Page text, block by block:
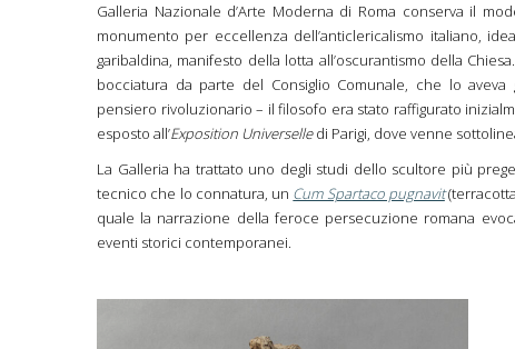
Galleria Nazionale d’Arte Moderna di Roma conserva il
monumento per eccellenza dell’anticlericalismo italiano,
garibaldina, manifesto della lotta all’oscurantismo della
bocciatura da parte del Consiglio Comunale, che lo
pensiero rivoluzionario – il filosofo era stato raffigurato
esposto all’Exposition Universelledi Parigi, dove venne
La Galleria ha trattato uno degli studi dello scultore più
tecnico che lo connatura, un Cum Spartaco pugnavit
quale la narrazione della feroce persecuzione romana
eventi storici contemporanei.